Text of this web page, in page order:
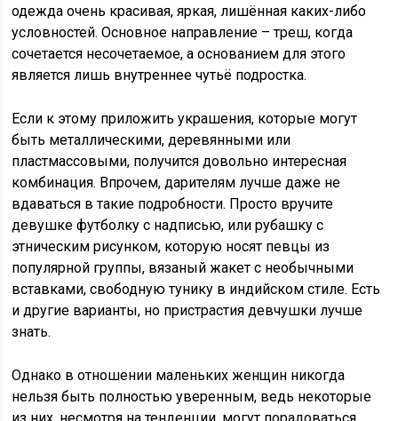
одежда очень красивая, яркая, лишённая каких-либо
условностей. Основное направление – треш, когда
сочетается несочетаемое, а основанием для этого
является лишь внутреннее чутьё подростка.
Если к этому приложить украшения, которые могут
быть металлическими, деревянными или
пластмассовыми, получится довольно интересная
комбинация. Впрочем, дарителям лучше даже не
вдаваться в такие подробности. Просто вручите
девушке футболку с надписью, или рубашку с
этническим рисунком, которую носят певцы из
популярной группы, вязаный жакет с необычными
вставками, свободную тунику в индийском стиле. Есть
и другие варианты, но пристрастия девчушки лучше
знать.
Однако в отношении маленьких женщин никогда
нельзя быть полностью уверенным, ведь некоторые